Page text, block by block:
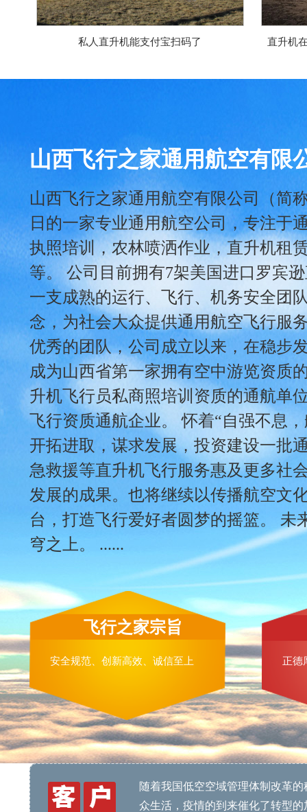
私人直升机能支付宝扫码了 直升机
山西飞行之家通用航空有限
山西飞行之家通用航空有限公司（简
日的一家专业通用航空公司，专注于
执照培训，农林喷洒作业，直升机租
等。 公司目前拥有7架美国进口罗宾
一支成熟的运行、飞行、机务安全团
念，为社会大众提供通用航空飞行服
优秀的团队，公司成立以来，在稳步
成为山西省第一家拥有空中游览资质
升机飞行员私商照培训资质的通航单
飞行资质通航企业。 怀着“自强不息
开拓进取，谋求发展，投资建设一批
急救援等直升机飞行服务惠及更多社
发展的成果。也将继续以传播航空文
台，打造飞行爱好者圆梦的摇篮。
穹之上。 ......
飞行之家宗旨
安全规范、创新高效、诚信至上 正德
随着我国低空空域管理体制改革
众生活，疫情的到来催化了转型